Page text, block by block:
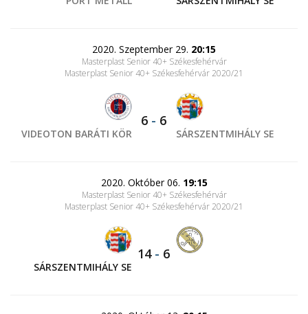
2020. Szeptember 29. 20:15
Masterplast Senior 40+ Székesfehérvár
Masterplast Senior 40+ Székesfehérvár 2020/21
VIDEOTON BARÁTI KÖR
6 - 6
SÁRSZENTMIHÁLY SE
2020. Október 06. 19:15
Masterplast Senior 40+ Székesfehérvár
Masterplast Senior 40+ Székesfehérvár 2020/21
SÁRSZENTMIHÁLY SE
14- 6